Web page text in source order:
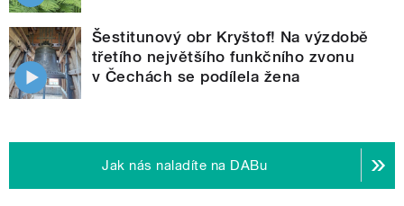
Šestitunový obr Kryštof! Na výzdobě
třetího největšího funkčního zvonu
v Čechách se podílela žena
Jak nás naladíte na DABu